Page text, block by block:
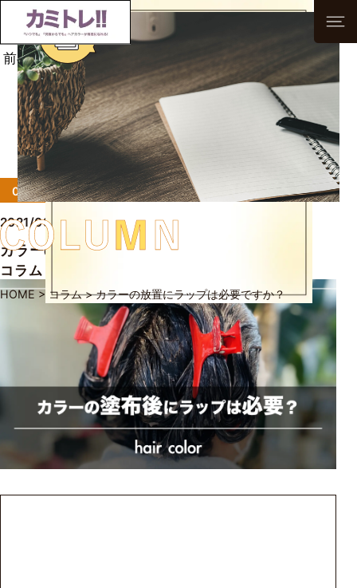
コラム
HOME> コラム>カラーの放置にラップは必要ですか？
一覧へ
前へ 次へ
0から始める髪色レッスン！
2021/09/15
カラーの放置にラップは必要ですか？